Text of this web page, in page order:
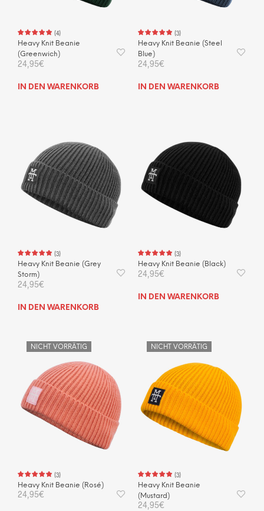
(4)
Heavy Knit Beanie
(Greenwich)
24,95€
IN DEN WARENKORB
(3)
Heavy Knit Beanie (Steel
Blue)
24,95€
IN DEN WARENKORB
(3)
Heavy Knit Beanie (Grey
Storm)
24,95€
IN DEN WARENKORB
(3)
Heavy Knit Beanie (Black)
24,95€
IN DEN WARENKORB
NICHT VORRÄTIG
(3)
Heavy Knit Beanie (Rosé)
24,95€
NICHT VORRÄTIG
(3)
Heavy Knit Beanie
(Mustard)
24,95€